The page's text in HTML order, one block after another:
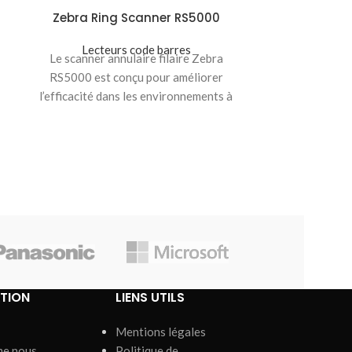
Zebra Ring Scanner RS5000
Lecteurs code barres
Le scanner annulaire filaire Zebra
RS5000 est conçu pour améliorer
l’efficacité dans les environnements à
LIENS UTILS
Mentions légales